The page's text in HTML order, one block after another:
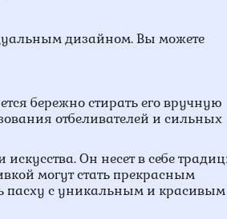
дизайном. Вы можете
бережно стирать его вручную
отбеливателей и сильных
Он несет в себе
могут стать прекрасным
пасху с уникальным и красивым